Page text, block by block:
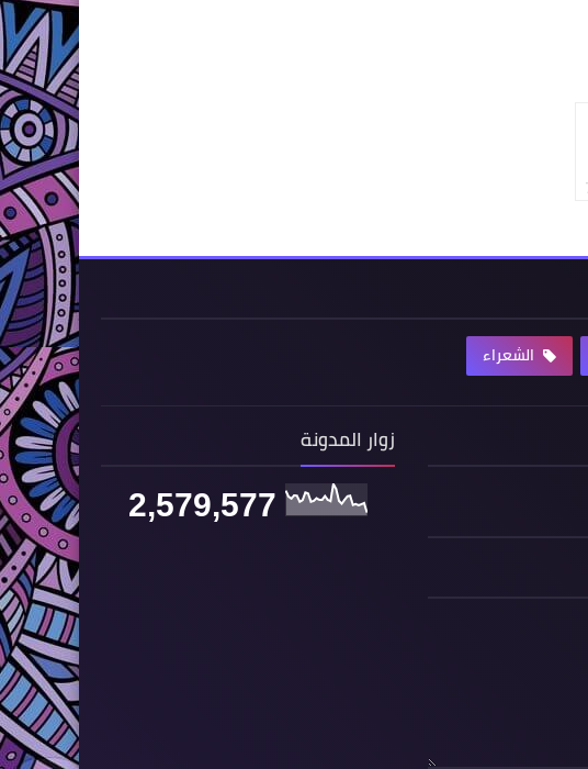
الشعراء
زوار المدونة
2,579,577